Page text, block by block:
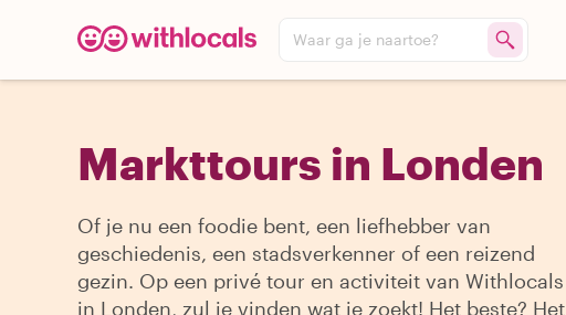
Waar ga je naartoe?
Markttours in Londen
Of je nu een foodie bent, een liefhebber van
geschiedenis, een stadsverkenner of een reizend
gezin. Op een privé tour en activiteit van Withlocals
in Londen, zul je vinden wat je zoekt! Het beste? Het